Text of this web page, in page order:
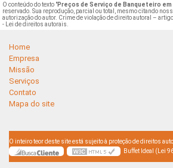
O conteúdo do texto "Preços de Serviço de Banqueteiro
reservado. Sua reprodução, parcial ou total, mesmo citando
autorização do autor. Crime de violação de direito autoral –
- Lei de direitos autorais
Home
Empresa
Missão
Serviços
Contato
Mapa do site
O inteiro teor deste site está sujeito à proteção de direitos
Buffet Ideal (Lei